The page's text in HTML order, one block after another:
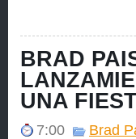
BRAD
UNA
7:00 Brad